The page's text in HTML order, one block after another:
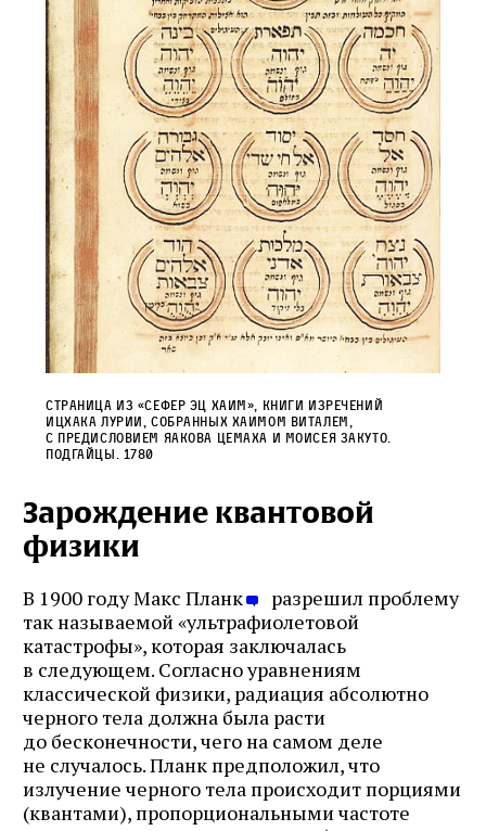
Страница из «Сефер Эц Хаим», книги изречений
Ицхака Лурии, собранных Хаимом Виталем,
с предисловием Яакова Цемаха и Моисея Закуто.
Подгайцы. 1780
Зарождение квантовой
физики
В 1900 году Макс Планк
разрешил проблему
так называемой «ультрафиолетовой
катастрофы», которая заключалась
в следующем. Согласно уравнениям
классической физики, радиация абсолютно
черного тела должна была расти
до бесконечности, чего на самом деле
не случалось. Планк предположил, что
излучение черного тела происходит порциями
(квантами), пропорциональными частоте